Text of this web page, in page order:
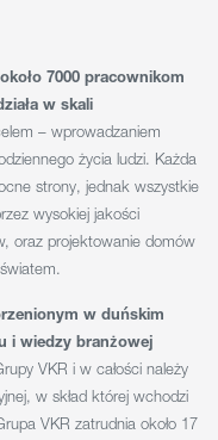
7000 pracownikom
w skali
– wprowadzaniem
życia ludzi. Każda
strony, jednak wszystkie
wysokiej jakości
oraz projektowanie domów
w duńskim
i wiedzy branżowej
VKR i w całości należy
w skład której wchodzi
VKR zatrudnia około 17